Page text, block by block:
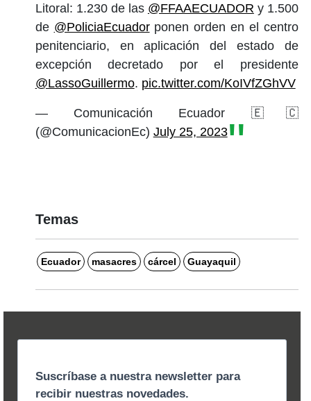
Litoral: 1.230 de las @FFAAECUADOR y 1.500
de @PoliciaEcuadorponen orden en el centro
penitenciario, en aplicación del estado de
excepción decretado por el presidente
@LassoGuillermo. pic.twitter.com/KoIVfZGhVV
— Comunicación Ecuador 🇪🇨
(@ComunicacionEc) July 25, 2023
Temas
Ecuador masacres cárcel Guayaquil